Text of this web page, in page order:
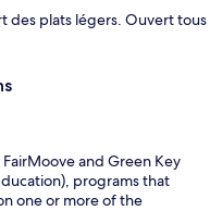
des plats légers. Ouvert tous
and Green Key
programs that
one or more of the